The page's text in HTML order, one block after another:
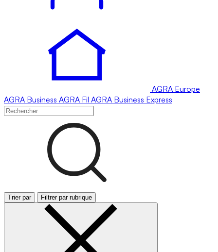
AGRA Europe
AGRA Business AGRA Fil AGRA Business Express
Trier par Filtrer par rubrique